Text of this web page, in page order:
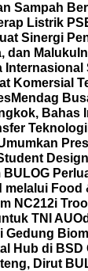
Sampah
Listrik
Sinergi
dan Maluku
Internasional
Komersial
Mendag
Bahas
Teknologi
BULOG
melalui Food
NC212i
TNI AU
Gedung
Hub di BSD
Dirut